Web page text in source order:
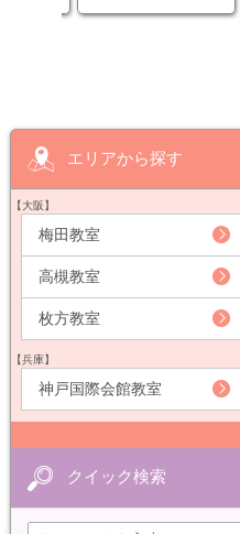
エリアから探す
【大阪】
梅田教室
高槻教室
枚方教室
【兵庫】
神戸国際会館教室
クイック検索